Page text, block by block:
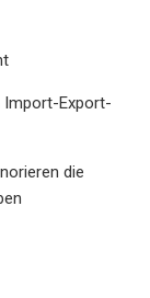
Import-Export-
die